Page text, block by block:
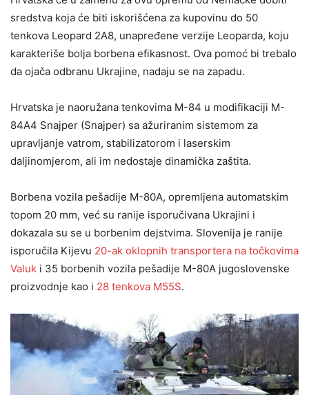
sredstva koja će biti iskorišćena za kupovinu do 50
tenkova Leopard 2A8, unapređene verzije Leoparda, koju
karakteriše bolja borbena efikasnost. Ova pomoć bi trebalo
da ojača odbranu Ukrajine, nadaju se na zapadu.
Hrvatska je naoružana tenkovima M-84 u modifikaciji M-
84A4 Snajper (Snajper) sa ažuriranim sistemom za
upravljanje vatrom, stabilizatorom i laserskim
daljinomjerom, ali im nedostaje dinamička zaštita.
Borbena vozila pešadije M-80A, opremljena automatskim
topom 20 mm, već su ranije isporučivana Ukrajini i
dokazala su se u borbenim dejstvima. Slovenija je ranije
isporučila Kijevu 20-ak oklopnih transportera na točkovima
Valuk i 35 borbenih vozila pešadije M-80A jugoslovenske
proizvodnje kao i 28 tenkova M55S.